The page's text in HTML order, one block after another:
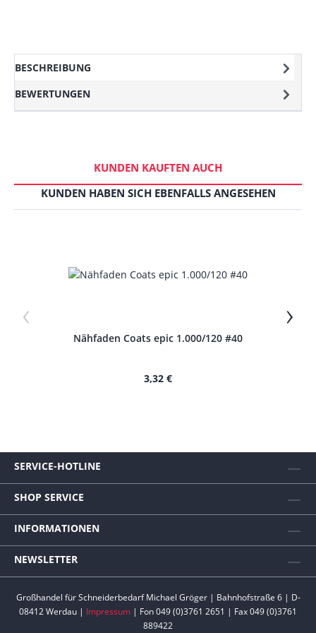
BESCHREIBUNG
BEWERTUNGEN
KUNDEN KAUFTEN AUCH
KUNDEN HABEN SICH EBENFALLS ANGESEHEN
‹
Nähfaden Coats epic 1.000/120 #40
3,32 €
›
SERVICE-HOTLINE
SHOP SERVICE
INFORMATIONEN
NEWSLETTER
Großhandel für Schneiderbedarf Michael Gröger | Bahnhofstraße 6 | D-
08412 Werdau | Impressum | Fon 049 (0)3761 2651 | Fax 049 (0)3761
889422